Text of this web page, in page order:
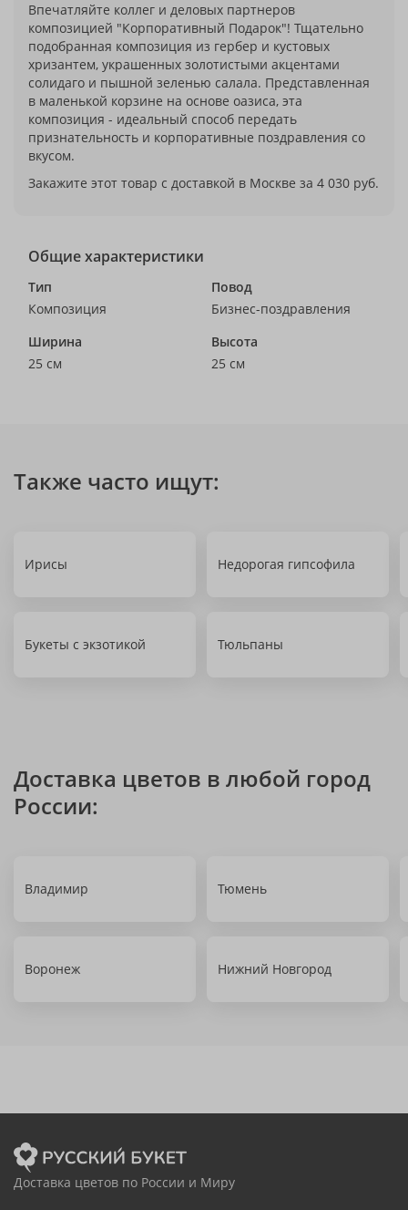
Впечатляйте коллег и деловых партнеров
композицией "Корпоративный Подарок"! Тщательно
подобранная композиция из гербер и кустовых
хризантем, украшенных золотистыми акцентами
солидаго и пышной зеленью салала. Представленная
в маленькой корзине на основе оазиса, эта
композиция - идеальный способ передать
признательность и корпоративные поздравления со
вкусом.
Закажите этот товар с доставкой в Москве за 4 030 руб.
Общие характеристики
Тип
Композиция
Повод
Бизнес-поздравления
Ширина
25 см
Высота
25 см
Также часто ищут:
Ирисы Недорогая гипсофила
Букеты с экзотикой Тюльпаны
Доставка цветов в любой город
России:
Владимир Тюмень
Воронеж Нижний Новгород
Доставка цветов по России и Миру